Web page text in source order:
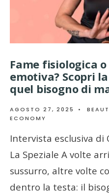
Fame fisiologica
emotiva? Scopri
quel bisogno di
AGOSTO 27, 2025 •
ECONOMY
Intervista esclusiva di
La Speziale A volte
sussurro, altre volte
dentro la testa: il